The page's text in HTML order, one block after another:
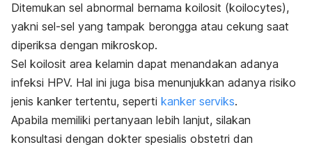
Ditemukan sel abnormal bernama koilosit (koilocytes),
yakni sel-sel yang tampak berongga atau cekung saat
diperiksa dengan mikroskop.
Sel koilosit area kelamin dapat menandakan adanya
infeksi HPV. Hal ini juga bisa menunjukkan adanya risiko
jenis kanker tertentu, seperti kanker serviks.
Apabila memiliki pertanyaan lebih lanjut, silakan
konsultasi dengan dokter spesialis obstetri dan